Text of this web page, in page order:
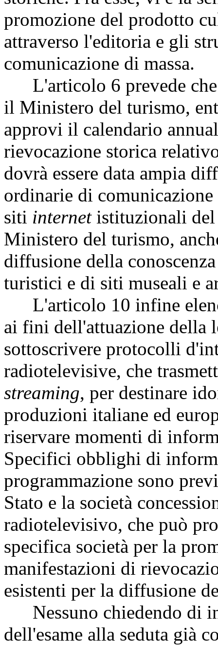
promozione del prodotto
attraverso l'editoria e gli
comunicazione di massa.
L'articolo 6 prevede
il Ministero del turismo,
approvi il calendario
rievocazione storica
dovrà essere data ampia
ordinarie di
siti internetistituzionali del
Ministero del turismo,
diffusione della
turistici e di siti museali e
L'articolo 10 infine
ai fini dell'attuazione della
sottoscrivere protocolli
radiotelevisive, che
streaming, per destinare
produzioni italiane ed
riservare momenti di
Specifici obblighi di
programmazione sono
Stato e la società
radiotelevisivo, che può
specifica società per la
manifestazioni di
esistenti per la diffusione
Nessuno chiedendo di
dell'esame alla seduta già